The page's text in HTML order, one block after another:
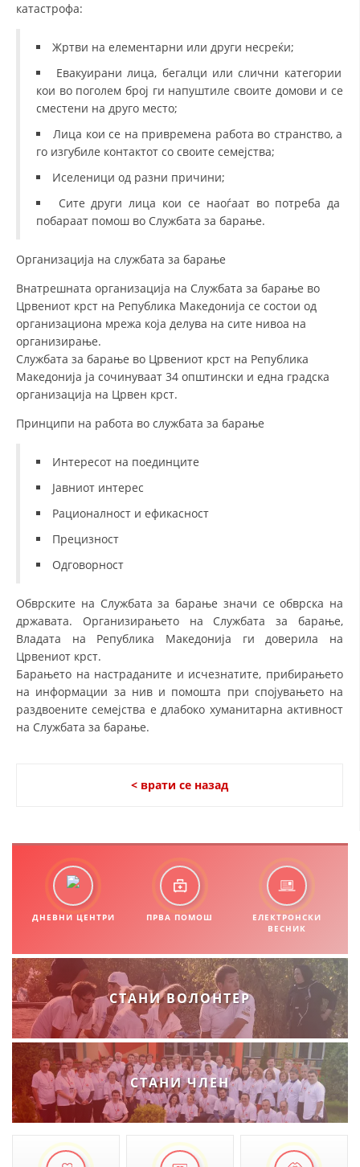
катастрофа:
Жртви на елементарни или други несреќи;
Евакуирани лица, бегалци или слични категории
кои во поголем број ги напуштиле своите домови и се
сместени на друго место;
Лица кои се на привремена работа во странство, а
го изгубиле контактот со своите семејства;
Иселеници од разни причини;
Сите други лица кои се наоѓаат во потреба да
побараат помош во Службата за барање.
Организација на службата за барање
Внатрешната организација на Службата за барање во
Црвениот крст на Република Македонија се состои од
организациона мрежа која делува на сите нивоа на
организирање.
Службата за барање во Црвениот крст на Република
Македонија ја сочинуваат 34 општински и една градска
организација на Црвен крст.
Принципи на работа во службата за барање
Интересот на поединците
Јавниот интерес
Рационалност и ефикасност
Прецизност
Одговорност
Обврските на Службата за барање значи се обврска на
државата. Организирањето на Службата за барање,
Владата на Република Македонија ги доверила на
Црвениот крст.
Барањето на настраданите и исчезнатите, прибирањето
на информации за нив и помошта при спојувањето на
раздвоените семејства е длабоко хуманитарна активност
на Службата за барање.
< врати се назад
ДНЕВНИ ЦЕНТРИ ПРВА ПОМОШ
ЕЛЕКТРОНСКИ
ВЕСНИК
СТАНИ ВОЛОНТЕР
СТАНИ ЧЛЕН